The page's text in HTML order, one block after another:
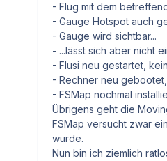
- Flug mit dem
- Gauge Hotspot auch
- Gauge wird sichtbar...
- ...lässt sich aber nicht
- Flusi neu gestartet,
- Rechner neu
- FSMap nochmal
Übrigens geht die
FSMap versucht zwar
wurde.
Nun bin ich ziemlich